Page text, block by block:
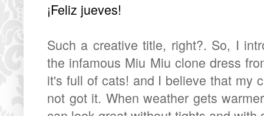
¡Feliz jueves!
Such a creative title, right?. So, I
the infamous Miu Miu clone dress
it's full of cats! and I believe that my
not got it. When weather gets